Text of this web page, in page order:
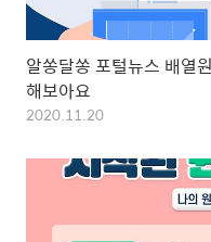
알쏭달쏭 포털뉴스 배열
해보아요
2020.11.20